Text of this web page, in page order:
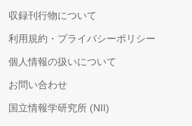
収録刊行物について
利用規約・プライバシーポリシー
個人情報の扱いについて
お問い合わせ
国立情報学研究所 (NII)